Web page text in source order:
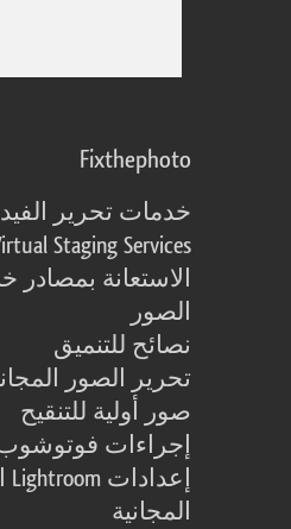
Fixthephoto
خدمات تحرير
Staging Services
الاستعانة بمصادر
الصور
نصائح للتنميق
تحرير الصور
صور أولية للتنقيح
إجراءات فوتوشوب
المجانية